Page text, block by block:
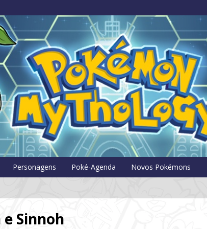
Pokémon
Personagens Poké-Agenda Novos Pokémons
e Sinnoh